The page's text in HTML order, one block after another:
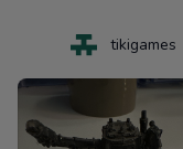
tikigames